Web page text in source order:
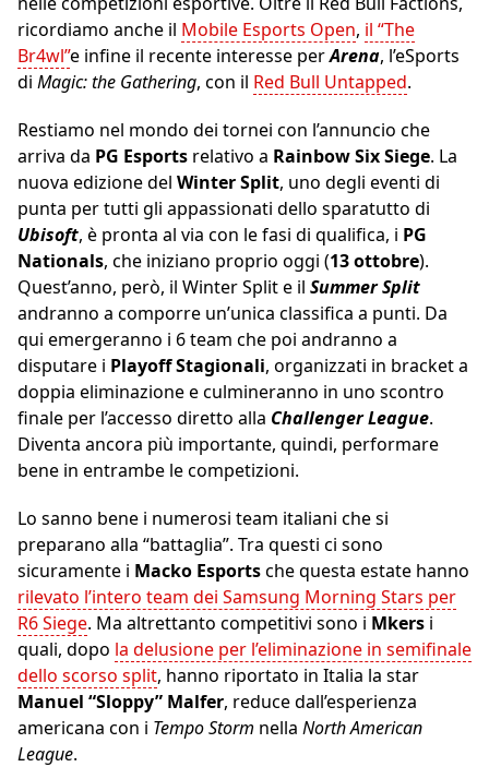
ricordiamo anche il Mobile Esports Open, il “The
Br4wl”e infine il recente interesse perArena, l’eSports
di Magic: the Gathering, con il Red Bull Untapped.
Restiamo nel mondo dei tornei con l’annuncio che
arriva da PG Esports relativo a Rainbow Six Siege. La
nuova edizione del Winter Split, uno degli eventi di
punta per tutti gli appassionati dello sparatutto di
Ubisoft, è pronta al via con le fasi di qualifica, i PG
Nationals, che iniziano proprio oggi (13 ottobre).
Quest’anno, però, il Winter Split e il Summer Split
andranno a comporre un’unica classifica a punti. Da
qui emergeranno i 6 team che poi andranno a
disputare i Playoff Stagionali, organizzati in bracket a
doppia eliminazione e culmineranno in uno scontro
finale per l’accesso diretto alla Challenger League.
Diventa ancora più importante, quindi, performare
bene in entrambe le competizioni.
Lo sanno bene i numerosi team italiani che si
preparano alla “battaglia”. Tra questi ci sono
sicuramente i Macko Esportsche questa estate hanno
rilevato l’intero team dei Samsung Morning Stars per
R6 Siege. Ma altrettanto competitivi sono i Mkers i
quali, dopo la delusione per l’eliminazione in semifinale
dello scorso split, hanno riportato in Italia la star
Manuel “Sloppy” Malfer, reduce dall’esperienza
americana con i Tempo Storm nella North American
League.